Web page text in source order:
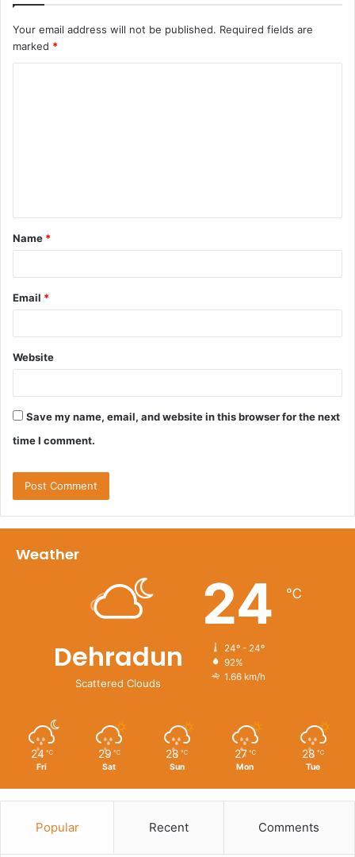
Your email address will not be published. Required fields are
marked *
t
*
Name *
Email *
Website
Save my name, email, and website in this browser for the next
time I comment.
Weather
Dehradun
Scattered Clouds
24 ℃
24º - 24º
92%
1.66 km/h
24 ℃
Fri
29 ℃
Sat
28 ℃
Sun
27 ℃
Mon
28 ℃
Tue
Popular Recent Comments